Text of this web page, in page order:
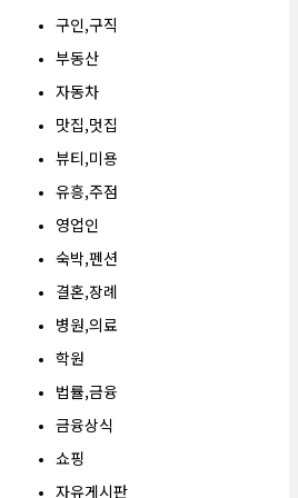
구인,구직
부동산
자동차
맛집,멋집
뷰티,미용
유흥,주점
영업인
숙박,펜션
결혼,장례
병원,의료
학원
법률,금융
금융상식
쇼핑
자유게시판